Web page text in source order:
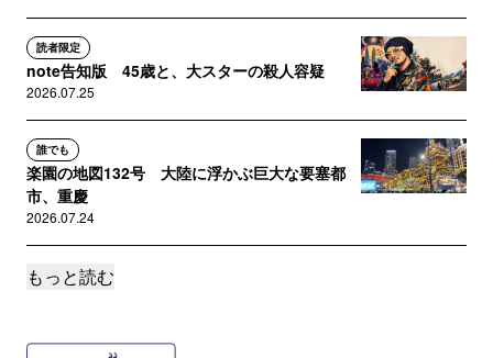
読者限定
note告知版 45歳と、大スターの殺人容疑
2026.07.25
誰でも
楽園の地図132号 大陸に浮かぶ巨大な要塞都
市、重慶
2026.07.24
誰でも
2026.07.10
もっと読む